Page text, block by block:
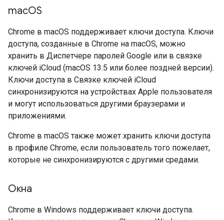
macOS
Chrome в macOS поддерживает ключи доступа. Ключи
доступа, созданные в Chrome на macOS, можно
хранить в Диспетчере паролей Google или в связке
ключей iCloud (macOS 13.5 или более поздней версии).
Ключи доступа в Связке ключей iCloud
синхронизируются на устройствах Apple пользователя
и могут использоваться другими браузерами и
приложениями.
Chrome в macOS также может хранить ключи доступа
в профиле Chrome, если пользователь того пожелает,
которые не синхронизируются с другими средами.
Окна
Chrome в Windows поддерживает ключи доступа.